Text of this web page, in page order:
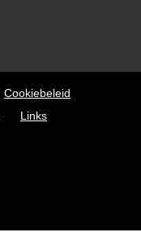
Cookiebeleid
Links